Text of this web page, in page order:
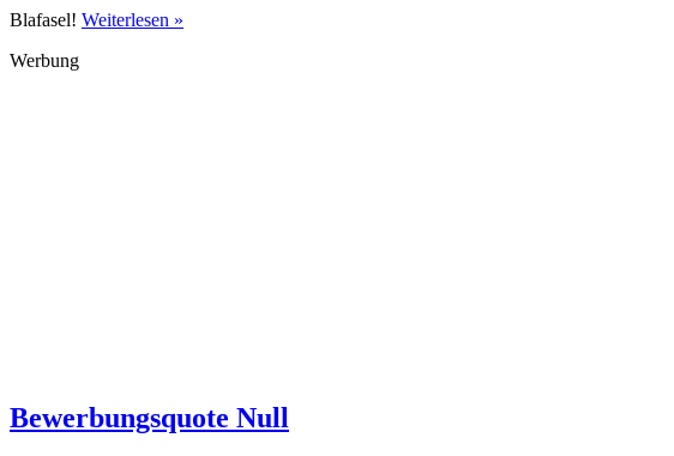
Blafasel! Weiterlesen »
Werbung
Bewerbungsquote Null